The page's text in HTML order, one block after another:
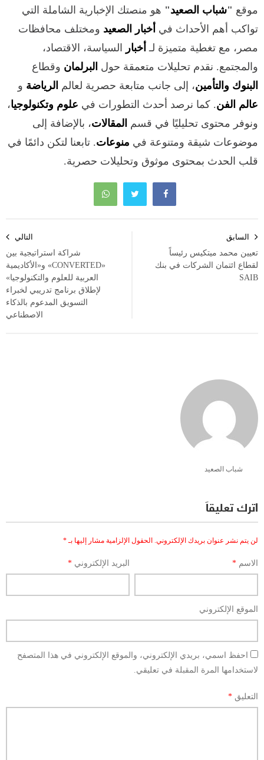
موقع "شباب الصعيد" هو منصتك الإخبارية الشاملة التي
تواكب أهم الأحداث في أخبار الصعيد ومختلف محافظات
مصر، مع تغطية متميزة لـ أخبار السياسة، الاقتصاد،
والمجتمع. نقدم تحليلات متعمقة حول البرلمان وقطاع
البنوك والتأمين، إلى جانب متابعة حصرية لعالم الرياضة و
عالم الفن. كما نرصد أحدث التطورات في علوم وتكنولوجيا،
ونوفر محتوى تحليليًا في قسم المقالات، بالإضافة إلى
موضوعات شيقة ومتنوعة في منوعات. تابعنا لتكن دائمًا في
قلب الحدث بمحتوى موثوق وتحليلات حصرية.
المقالات
السابق
تعيين محمد ميتكيس رئيساً
لقطاع ائتمان الشركات في بنك
SAIB
التالي
شراكة استراتيجية بين
«CONVERTED» و«الأكاديمية
العربية للعلوم والتكنولوجيا»
لإطلاق برنامج تدريبي لخبراء
التسويق المدعوم بالذكاء
الاصطناعي
شباب الصعيد
اترك تعليقاً
لن يتم نشر عنوان بريدك الإلكتروني. الحقول الإلزامية مشار إليها بـ*
الاسم * البريد الإلكتروني*
الموقع الإلكتروني
احفظ اسمي، بريدي الإلكتروني، والموقع الإلكتروني في هذا المتصفح
لاستخدامها المرة المقبلة في تعليقي.
التعليق *